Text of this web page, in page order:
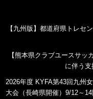
【九州版】都道府県トレセ
【熊本県クラブユースサ
に伴う
2026年度 KYFA第43回九州
大会（長崎県開催）9/12～